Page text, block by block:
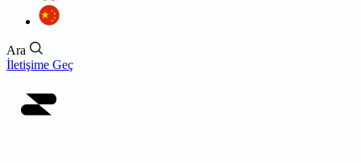
Ara
İletişime Geç